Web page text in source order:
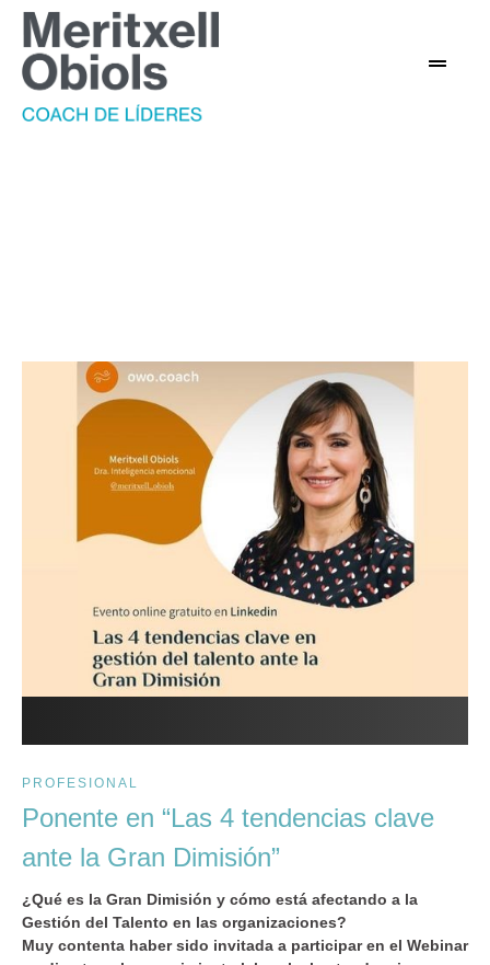
PROFESIONAL
Ponente en “Las 4 tendencias clave
ante la Gran Dimisión”
¿Qué es la Gran Dimisión y cómo está afectando a la
Gestión del Talento en las organizaciones?
Muy contenta haber sido invitada a participar en el Webinar